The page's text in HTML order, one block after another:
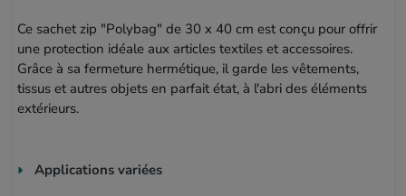
Ce sachet zip "Polybag" de 30 x 40 cm est conçu pour offrir
une protection idéale aux articles textiles et accessoires.
Grâce à sa fermeture hermétique, il garde les vêtements,
tissus et autres objets en parfait état, à l'abri des éléments
extérieurs.
Applications variées